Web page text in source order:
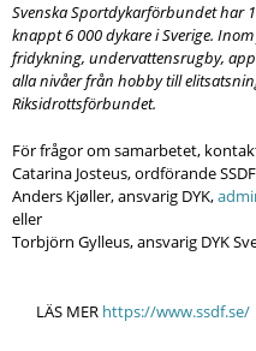
Svenska Sportdykarförbundet har
knappt 6 000 dykare i Sverige.
fridykning, undervattensrugby,
alla nivåer från hobby till
Riksidrottsförbundet.
För frågor om samarbetet,
Catarina Josteus, ordförande
Anders Kjøller, ansvarig DYK,
eller
Torbjörn Gylleus, ansvarig DYK
LÄS MER https://www.ssdf.se/